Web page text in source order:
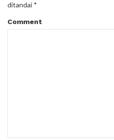
ditandai *
Comment